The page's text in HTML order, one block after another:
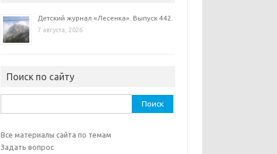
Детский журнал «Лесенка». Выпуск 442.
7 августа, 2026
Поиск по сайту
Все материалы сайта по темам
Задать вопрос